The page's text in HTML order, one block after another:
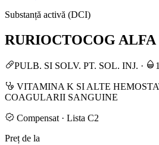
Substanță activă (DCI)
RURIOCTOCOG ALFA
PULB. SI SOLV. PT. SOL. INJ. ·
VITAMINA K SI ALTE
COAGULARII SANGUINE
Compensat · Lista C2
Preț de la